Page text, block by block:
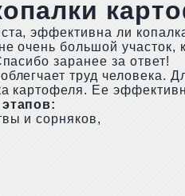
эффективна ли
очень большой
заранее за ответ!
труд человека.
картофеля. Ее
и сорняков,